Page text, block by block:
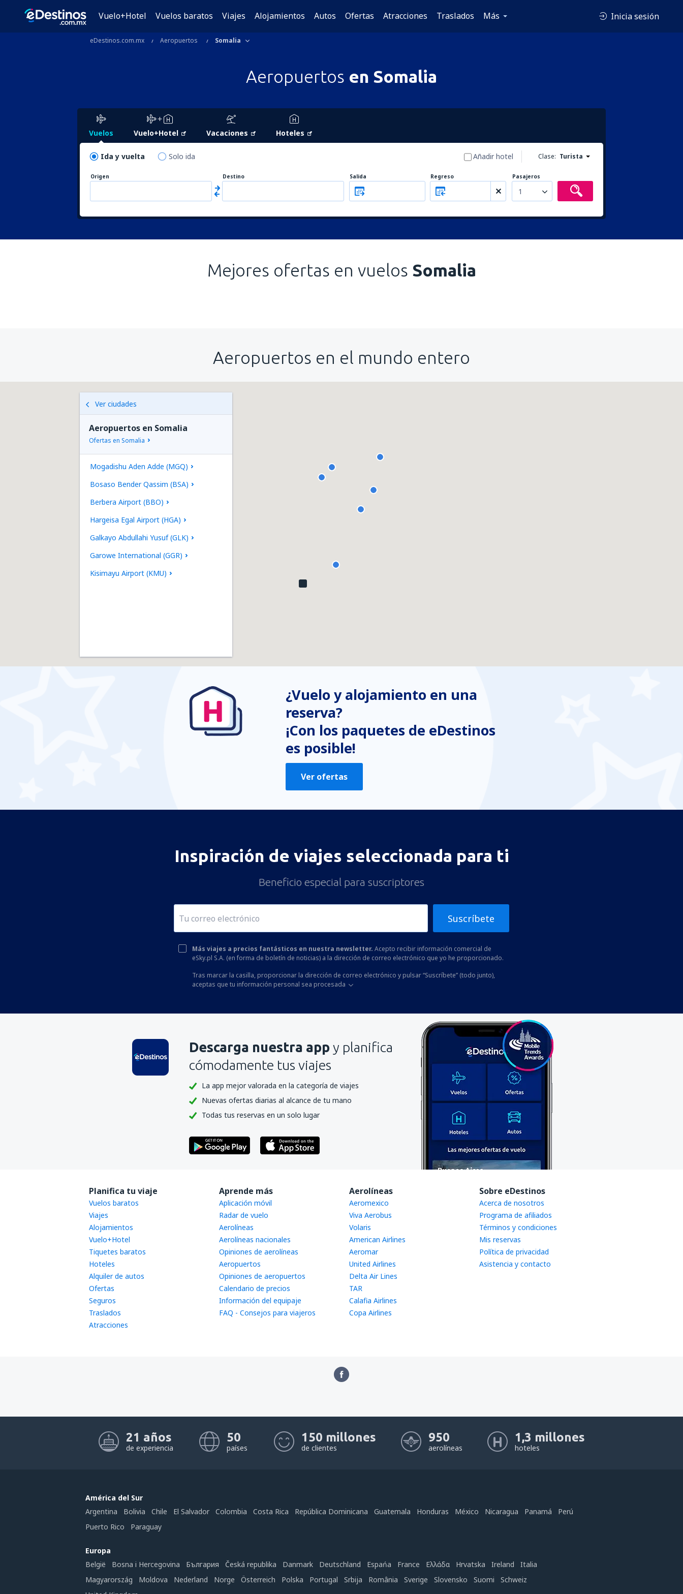
Vuelo+Hotel Vuelos baratos Viajes Alojamientos Autos Ofertas Atracciones Traslados Más Inicia sesión
eDestinos.com.mx Aeropuertos Somalia
Aeropuertos en Somalia
Vuelos Vuelo+Hotel Vacaciones Hoteles
Ida y vuelta Solo ida Clase: Turista
Añadir hotel
Origen Destino Salida Regreso Pasajeros
1
Mejores ofertas en vuelos Somalia
Aeropuertos en el mundo entero
Ver ciudades
Aeropuertos en Somalia
Ofertas en Somalia
Mogadishu Aden Adde (MGQ)
Bosaso Bender Qassim (BSA)
Berbera Airport (BBO)
Hargeisa Egal Airport (HGA)
Galkayo Abdullahi Yusuf (GLK)
Garowe International (GGR)
Kisimayu Airport (KMU)
¿Vuelo y alojamiento en una
reserva?
¡Con los paquetes de eDestinos
es posible!
Ver ofertas
Inspiración de viajes seleccionada para ti
Beneficio especial para suscriptores
Suscríbete
Más viajes a precios fantásticos en nuestra newsletter. Acepto recibir información comercial de
eSky.pl S.A. (en forma de boletín de noticias) a la dirección de correo electrónico que yo he proporcionado.
Tras marcar la casilla, proporcionar la dirección de correo electrónico y pulsar “Suscríbete” (todo junto),
aceptas que tu información personal sea procesada
Descarga nuestra app y planifica
cómodamente tus viajes
La app mejor valorada en la categoría de viajes
Nuevas ofertas diarias al alcance de tu mano
Todas tus reservas en un solo lugar
Planifica tu viaje
Vuelos baratos
Viajes
Alojamientos
Vuelo+Hotel
Tiquetes baratos
Hoteles
Alquiler de autos
Ofertas
Seguros
Traslados
Atracciones
Aprende más
Aplicación móvil
Radar de vuelo
Aerolíneas
Aerolíneas nacionales
Opiniones de aerolíneas
Aeropuertos
Opiniones de aeropuertos
Calendario de precios
Información del equipaje
FAQ - Consejos para viajeros
Aerolíneas
Aeromexico
Viva Aerobus
Volaris
American Airlines
Aeromar
United Airlines
Delta Air Lines
TAR
Calafia Airlines
Copa Airlines
Sobre eDestinos
Acerca de nosotros
Programa de afiliados
Términos y condiciones
Mis reservas
Política de privacidad
Asistencia y contacto
21 años
de experiencia
50
países
150 millones
de clientes
950
aerolíneas
1,3 millones
hoteles
América del Sur
Argentina
Bolivia Chile El Salvador Colombia Costa Rica República Dominicana Guatemala Honduras México Nicaragua Panamá
Perú
Puerto Rico
Paraguay
Europa
België
Bosna i Hercegovina България Česká republika Danmark Deutschland Espańa France Ελλάδα Hrvatska Ireland
Italia
Magyarország
Moldova Nederland Norge Österreich Polska Portugal Srbija România Sverige Slovensko Suomi
Schweiz